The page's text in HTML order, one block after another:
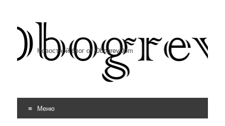
Новостной блог от ObogrevDom
Меню